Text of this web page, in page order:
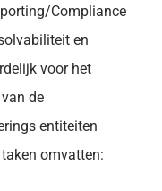
Compliance
en
voor het
de
entiteiten
omvatten: